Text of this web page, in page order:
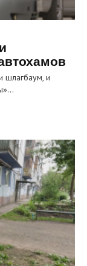
шлагбаум, и